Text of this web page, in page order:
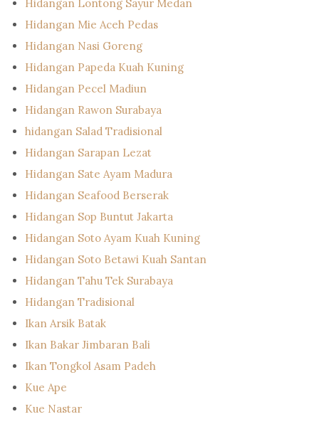
Hidangan Lontong Sayur Medan
Hidangan Mie Aceh Pedas
Hidangan Nasi Goreng
Hidangan Papeda Kuah Kuning
Hidangan Pecel Madiun
Hidangan Rawon Surabaya
hidangan Salad Tradisional
Hidangan Sarapan Lezat
Hidangan Sate Ayam Madura
Hidangan Seafood Berserak
Hidangan Sop Buntut Jakarta
Hidangan Soto Ayam Kuah Kuning
Hidangan Soto Betawi Kuah Santan
Hidangan Tahu Tek Surabaya
Hidangan Tradisional
Ikan Arsik Batak
Ikan Bakar Jimbaran Bali
Ikan Tongkol Asam Padeh
Kue Ape
Kue Nastar